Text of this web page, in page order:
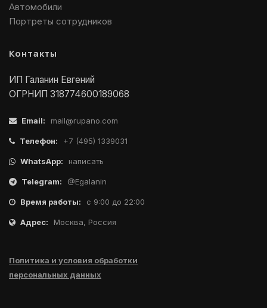
Автомобили
Портреты сотрудников
Контакты
ИП Галанин Евгений
ОГРНИП 318774600189068
Email: mail@rupano.com
Телефон: +7 (495) 1339031
WhatsApp: написать
Telegram: @Egalanin
Время работы: с 9:00 до 22:00
Адрес: Москва, Россия
Политика и условия обработки
персональных данных